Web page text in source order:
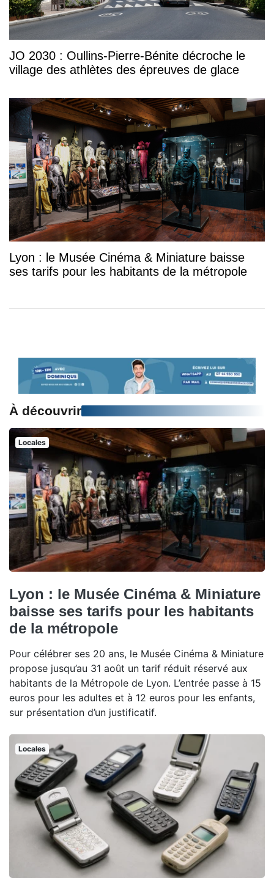
JO 2030 : Oullins-Pierre-Bénite décroche le
village des athlètes des épreuves de glace
Lyon : le Musée Cinéma & Miniature baisse
ses tarifs pour les habitants de la métropole
À découvrir
Locales
Lyon : le Musée Cinéma & Miniature
baisse ses tarifs pour les habitants
de la métropole
Pour célébrer ses 20 ans, le Musée Cinéma & Miniature
propose jusqu’au 31 août un tarif réduit réservé aux
habitants de la Métropole de Lyon. L’entrée passe à 15
euros pour les adultes et à 12 euros pour les enfants,
sur présentation d’un justificatif.
Locales